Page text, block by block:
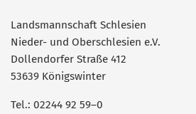
Landsmannschaft Schlesien
Nieder- und Oberschlesien e.V.
Dollendorfer Straße 412
53639 Königswinter
Tel.: 02244 92 59–0